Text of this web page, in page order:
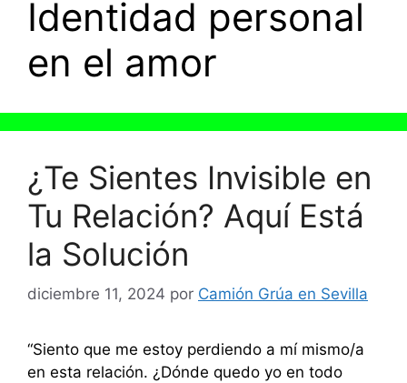
Identidad personal
en el amor
¿Te Sientes Invisible en
Tu Relación? Aquí Está
la Solución
diciembre 11, 2024 por Camión Grúa en Sevilla
“Siento que me estoy perdiendo a mí mismo/a
en esta relación. ¿Dónde quedo yo en todo